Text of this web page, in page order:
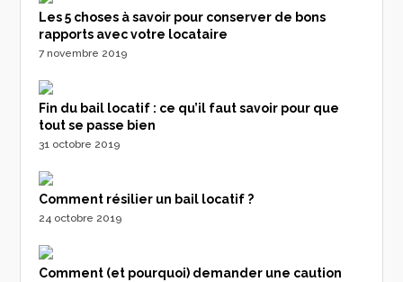
Les 5 choses à savoir pour conserver de bons
rapports avec votre locataire
7 novembre 2019
Fin du bail locatif : ce qu’il faut savoir pour que
tout se passe bien
31 octobre 2019
Comment résilier un bail locatif ?
24 octobre 2019
Comment (et pourquoi) demander une caution